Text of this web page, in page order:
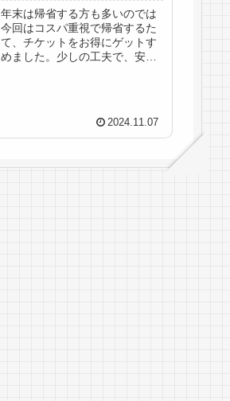
末は帰省する方も多いのでは
回はコスパ重視で帰省するた
、チケットをお得にゲットす
ました。少しの工夫で、安く
2024.11.07